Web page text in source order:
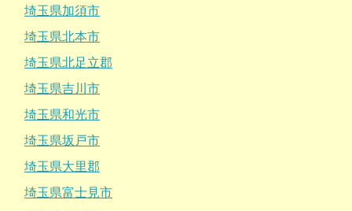
埼玉県加須市
埼玉県北本市
埼玉県北足立郡
埼玉県吉川市
埼玉県和光市
埼玉県坂戸市
埼玉県大里郡
埼玉県富士見市